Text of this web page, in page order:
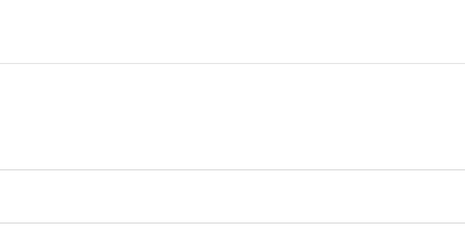
retour
waarmee de bestelling is gedaan